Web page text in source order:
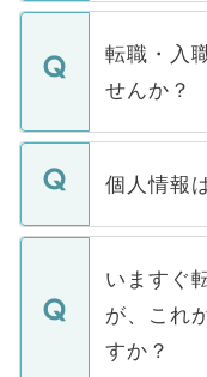
ます。通常
いただきま
マイナビ
うち約3割
けない「非
下記の理由
ません。
■応募殺到
関を公にし
に、医療機
みを人材紹
ています。
転職・入
せんか？
転職・入職
ん。また、
定を承諾す
の辞退の連
個人情報
個人情報が
で、ご安心
などで収集
ご本人のキ
支援を目的
いますぐ
が、これ
すか？